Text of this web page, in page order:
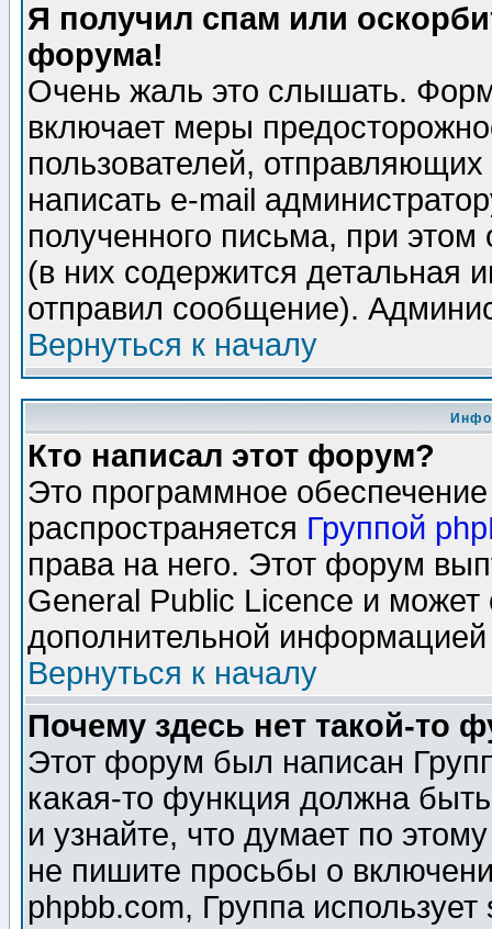
Я получил спам или
форума!
Очень жаль это слышать.
включает меры
пользователей,
написать e-mail
полученного письма, при этом
(в них содержится детальная
отправил сообщение).
Вернуться к началу
Кто написал этот форум?
Это программное
распространяется Группой
права на него. Этот форум
General Public Licence и может
дополнительной
Вернуться к началу
Почему здесь нет такой-то
Этот форум был написан
какая-то функция должна
и узнайте, что думает по
не пишите просьбы о
phpbb.com, Группа